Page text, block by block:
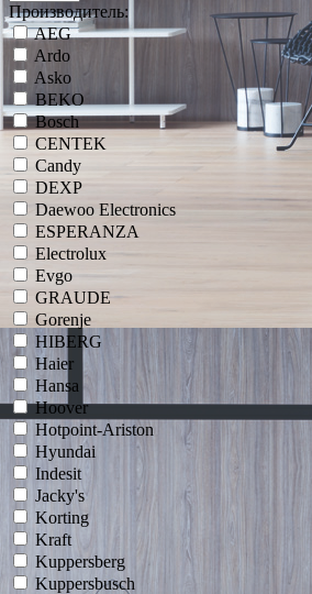
Производитель:
AEG
Ardo
Asko
BEKO
Bosch
CENTEK
Candy
DEXP
Daewoo Electronics
ESPERANZA
Electrolux
Evgo
GRAUDE
Gorenje
HIBERG
Haier
Hansa
Hoover
Hotpoint-Ariston
Hyundai
Indesit
Jacky's
Korting
Kraft
Kuppersberg
Kuppersbusch